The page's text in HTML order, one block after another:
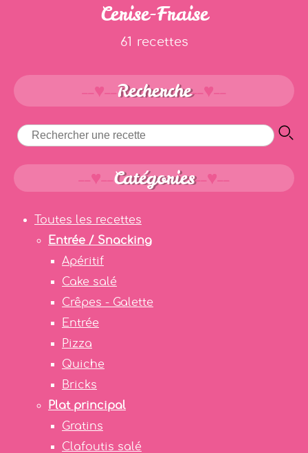
Cerise-Fraise
61 recettes
Recherche
Catégories
Toutes les recettes
Entrée / Snacking
Apéritif
Cake salé
Crêpes - Galette
Entrée
Pizza
Quiche
Bricks
Plat principal
Gratins
Clafoutis salé